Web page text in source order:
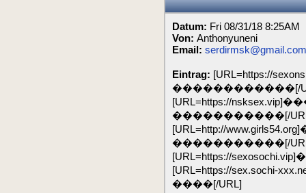
Datum: Fri 08/31/18 8:25AM
Von: Anthonyuneni
Email: serdirmsk@gmail.com
Eintrag: [URL=https://
������������[/
[URL=https://
�����������[/
[URL=http://
�����������[/
[URL=https://
[URL=https://
����[/URL]